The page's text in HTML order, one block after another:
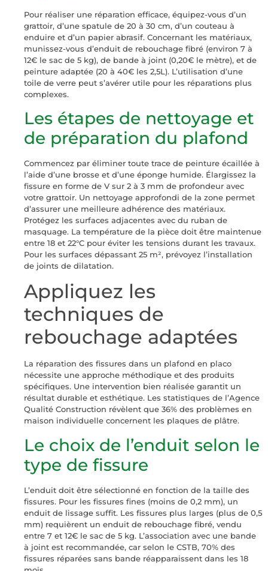
Pour réaliser une réparation efficace, équipez-vous d’un
grattoir, d’une spatule de 20 à 30 cm, d’un couteau à
enduire et d’un papier abrasif. Concernant les matériaux,
munissez-vous d’enduit de rebouchage fibré (environ 7 à
12€ le sac de 5 kg), de bande à joint (0,20€ le mètre), et de
peinture adaptée (20 à 40€ les 2,5L). L’utilisation d’une
toile de verre peut s’avérer utile pour les réparations plus
complexes.
Les étapes de nettoyage et
de préparation du plafond
Commencez par éliminer toute trace de peinture écaillée à
l’aide d’une brosse et d’une éponge humide. Élargissez la
fissure en forme de V sur 2 à 3 mm de profondeur avec
votre grattoir. Un nettoyage approfondi de la zone permet
d’assurer une meilleure adhérence des matériaux.
Protégez les surfaces adjacentes avec du ruban de
masquage. La température de la pièce doit être maintenue
entre 18 et 22°C pour éviter les tensions durant les travaux.
Pour les surfaces dépassant 25 m², prévoyez l’installation
de joints de dilatation.
Appliquez les
techniques de
rebouchage adaptées
La réparation des fissures dans un plafond en placo
nécessite une approche méthodique et des produits
spécifiques. Une intervention bien réalisée garantit un
résultat durable et esthétique. Les statistiques de l’Agence
Qualité Construction révèlent que 36% des problèmes en
maison individuelle concernent les plaques de plâtre.
Le choix de l’enduit selon le
type de fissure
L’enduit doit être sélectionné en fonction de la taille des
fissures. Pour les fissures fines (moins de 0,2 mm), un
enduit de lissage suffit. Les fissures plus larges (plus de 0,5
mm) requièrent un enduit de rebouchage fibré, vendu
entre 7 et 12€ le sac de 5 kg. L’association avec une bande
à joint est recommandée, car selon le CSTB, 70% des
fissures réparées sans bande réapparaissent dans les 18